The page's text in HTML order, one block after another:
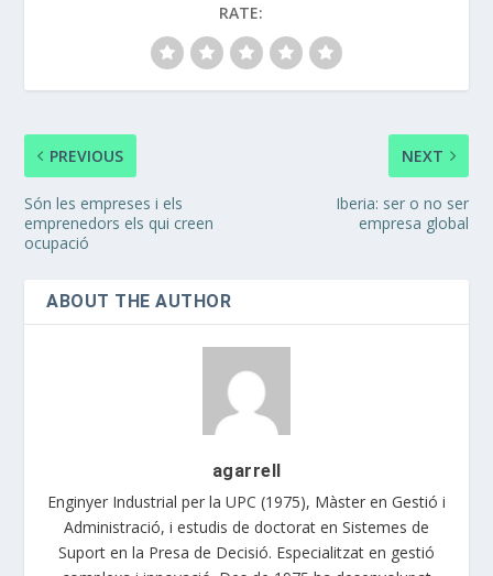
RATE:
PREVIOUS
Són les empreses i els
emprenedors els qui creen
ocupació
NEXT
Iberia: ser o no ser
empresa global
ABOUT THE AUTHOR
agarrell
Enginyer Industrial per la UPC (1975), Màster en Gestió i
Administració, i estudis de doctorat en Sistemes de
Suport en la Presa de Decisió. Especialitzat en gestió